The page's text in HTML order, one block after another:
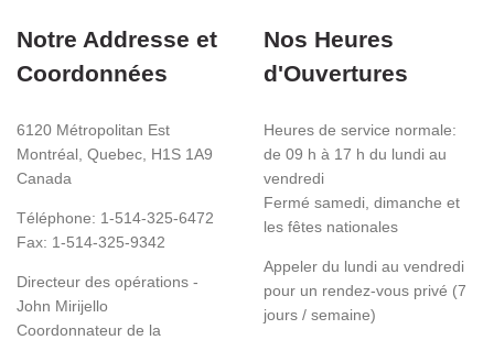
Notre Addresse et
Coordonnées
6120 Métropolitan Est
Montréal, Quebec, H1S 1A9
Canada
Téléphone: 1-514-325-6472
Fax: 1-514-325-9342
Directeur des opérations -
John Mirijello
Coordonnateur de la
Nos Heures
d'Ouvertures
Heures de service normale:
de 09 h à 17 h du lundi au
vendredi
Fermé samedi, dimanche et
les fêtes nationales
Appeler du lundi au vendredi
pour un rendez-vous privé (7
jours / semaine)